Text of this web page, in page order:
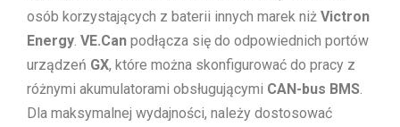
osób korzystających z baterii innych marek niż Victron
Energy VE.Can podłącza się do odpowiednich portów
urządzeń GX, które można skonfigurować do pracy z
różnymi akumulatorami obsługującymi CAN-bus BMS
Dla maksymalnej wydajności, należy dostosować